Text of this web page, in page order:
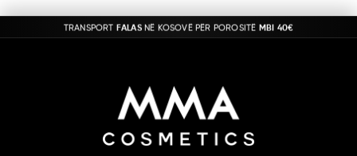
TRANSPORT FALASNË KOSOVË PËR POROSITË MBI 40€